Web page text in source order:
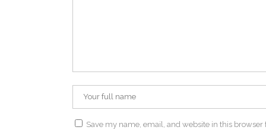
Save my name, email, and website in this